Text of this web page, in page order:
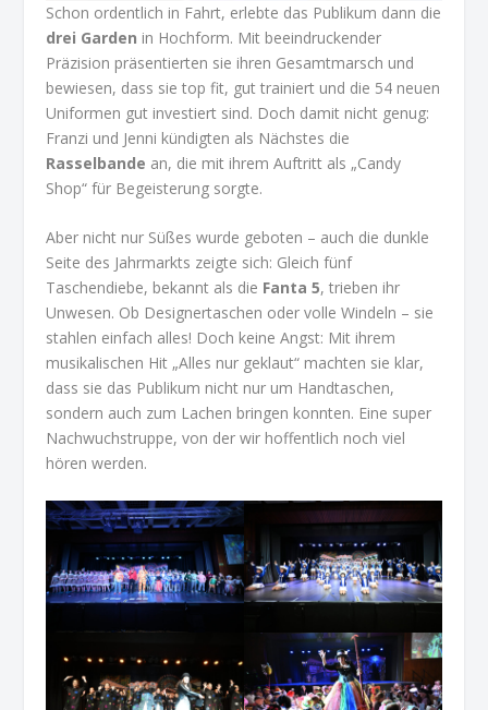
Schon ordentlich in Fahrt, erlebte das Publikum dann die
drei Garden in Hochform. Mit beeindruckender
Präzision präsentierten sie ihren Gesamtmarsch und
bewiesen, dass sie top fit, gut trainiert und die 54 neuen
Uniformen gut investiert sind. Doch damit nicht genug:
Franzi und Jenni kündigten als Nächstes die
Rasselbande an, die mit ihrem Auftritt als „Candy
Shop“ für Begeisterung sorgte.
Aber nicht nur Süßes wurde geboten – auch die dunkle
Seite des Jahrmarkts zeigte sich: Gleich fünf
Taschendiebe, bekannt als die Fanta 5, trieben ihr
Unwesen. Ob Designertaschen oder volle Windeln – sie
stahlen einfach alles! Doch keine Angst: Mit ihrem
musikalischen Hit „Alles nur geklaut“ machten sie klar,
dass sie das Publikum nicht nur um Handtaschen,
sondern auch zum Lachen bringen konnten. Eine super
Nachwuchstruppe, von der wir hoffentlich noch viel
hören werden.